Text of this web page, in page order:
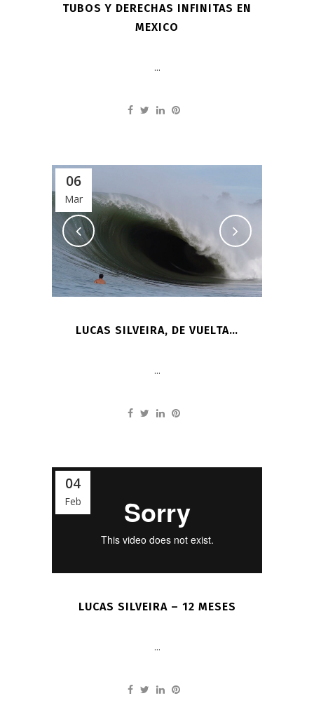
TUBOS Y DERECHAS INFINITAS EN
MEXICO
...
06
Mar
LUCAS SILVEIRA, DE VUELTA…
...
04
Feb
LUCAS SILVEIRA – 12 MESES
...